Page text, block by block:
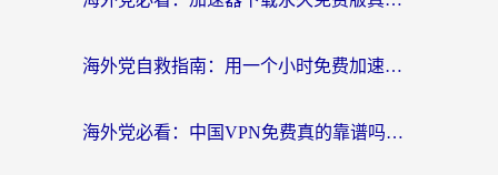
海外党自救指南：用一个小时免费加速器，轻松打破国内资源访问壁垒？
海外党必看：中国VPN免费真的靠谱吗？手把手教你选对回国加速器